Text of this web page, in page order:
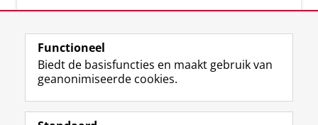
Volg de RUG
F
a
L
i
R
S
I
n
Y
o
Functioneel
Biedt de basisfuncties en maakt gebruik van
geanonimiseerde cookies.